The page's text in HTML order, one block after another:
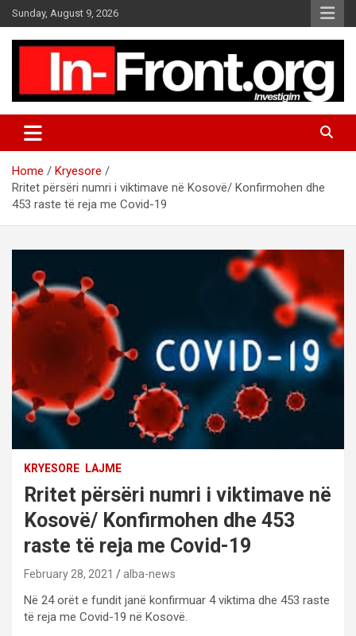
k
Sunday, August 9, 2026
Home
Kryesore
Rritet përsëri numri i viktimave në Kosovë/ Konfirmohen dhe
453 raste të reja me Covid-19
KRYESORE LAJME
Rritet përsëri numri i viktimave në
Kosovë/ Konfirmohen dhe 453
raste të reja me Covid-19
February 28, 2021 alba-news
Në 24 orët e fundit janë konfirmuar 4 viktima dhe 453 raste
të reja me Covid-19 në Kosovë.